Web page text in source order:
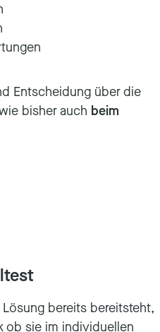
Entscheidung über die
bisher auch beim
bereits bereitsteht,
ob sie im individuellen